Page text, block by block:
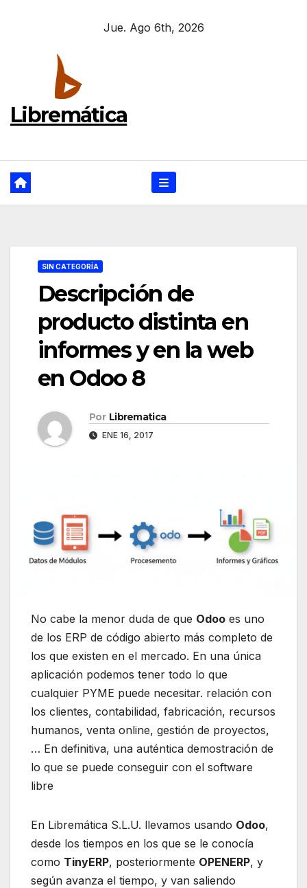
Jue. Ago 6th, 2026
Libremática
SIN CATEGORÍA
Descripción de
producto distinta en
informes y en la web
en Odoo 8
Por Librematica
ENE 16, 2017
No cabe la menor duda de que Odoo es uno
de los ERP de código abierto más completo de
los que existen en el mercado. En una única
aplicación podemos tener todo lo que
cualquier PYME puede necesitar. relación con
los clientes, contabilidad, fabricación, recursos
humanos, venta online, gestión de proyectos,
… En definitiva, una auténtica demostración de
lo que se puede conseguir con el software
libre
En Libremática S.L.U. llevamos usando Odoo,
desde los tiempos en los que se le conocía
como TinyERP, posteriormente OPENERP, y
según avanza el tiempo, y van saliendo